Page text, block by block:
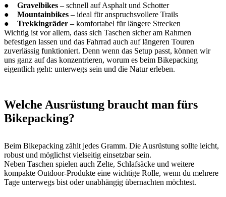
● Gravelbikes – schnell auf Asphalt und Schotter
● Mountainbikes – ideal für anspruchsvollere Trails
● Trekkingräder – komfortabel für längere Strecken
Wichtig ist vor allem, dass sich Taschen sicher am Rahmen
befestigen lassen und das Fahrrad auch auf längeren Touren
zuverlässig funktioniert. Denn wenn das Setup passt, können wir
uns ganz auf das konzentrieren, worum es beim Bikepacking
eigentlich geht: unterwegs sein und die Natur erleben.
Welche Ausrüstung braucht man fürs
Bikepacking?
Beim Bikepacking zählt jedes Gramm. Die Ausrüstung sollte leicht,
robust und möglichst vielseitig einsetzbar sein.
Neben Taschen spielen auch Zelte, Schlafsäcke und weitere
kompakte Outdoor-Produkte eine wichtige Rolle, wenn du mehrere
Tage unterwegs bist oder unabhängig übernachten möchtest.